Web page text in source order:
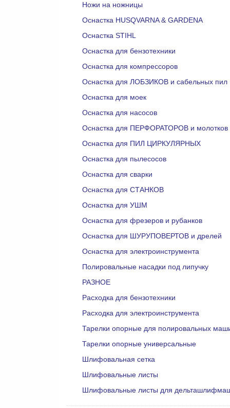
Ножи на ножницы
Оснастка HUSQVARNA & GARDENA
Оснастка STIHL
Оснастка для бензотехники
Оснастка для компрессоров
Оснастка для ЛОБЗИКОВ и сабельных пил
Оснастка для моек
Оснастка для насосов
Оснастка для ПЕРФОРАТОРОВ и молотков
Оснастка для ПИЛ ЦИРКУЛЯРНЫХ
Оснастка для пылесосов
Оснастка для сварки
Оснастка для СТАНКОВ
Оснастка для УШМ
Оснастка для фрезеров и рубанков
Оснастка для ШУРУПОВЕРТОВ и дрелей
Оснастка для электроинструмента
Полировальные насадки под липучку
РАЗНОЕ
Расходка для бензотехники
Расходка для электроинструмента
Тарелки опорные для полировальных
Тарелки опорные универсальные
Шлифовальная сетка
Шлифовальные листы
Шлифовальные листы для